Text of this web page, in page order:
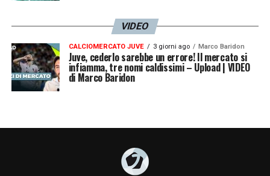
VIDEO
CALCIOMERCATO JUVE 3 giorni ago Marco Baridon
Juve, cederlo sarebbe un errore! Il mercato si
infiamma, tre nomi caldissimi – Upload | VIDEO
di Marco Baridon